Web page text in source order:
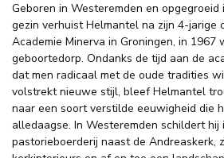
Geboren in Westeremden en
gezin verhuist Helmantel na zijn 4-jarige
Academie Minerva in Groningen, in 1967
geboortedorp. Ondanks de tijd aan de
dat men radicaal met de oude tradities
volstrekt nieuwe stijl, bleef Helmantel
naar een soort verstilde eeuwigheid die
alledaagse. In Westeremden schildert hij
pastorieboerderij naast de Andreaskerk,